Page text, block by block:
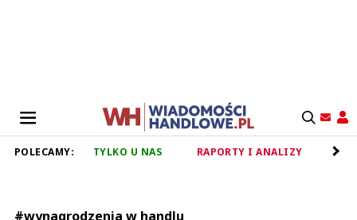
POLECAMY: TYLKO U NAS RAPORTY I ANALIZY
#wynagrodzenia w handlu